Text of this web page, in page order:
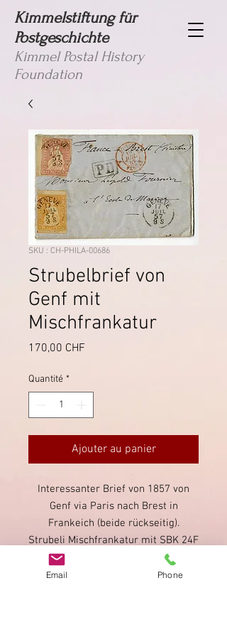
Kimmelstiftung für
Postgeschichte
Kimmel Postal History
Foundation
SKU : CH-PHILA-00686
Strubelbrief von
Genf mit
Mischfrankatur
170,00 CHF
Quantité *
Ajouter au panier
Interessanter Brief von 1857 von
Genf via Paris nach Brest in
Frankeich (beide rückseitig).
Strubeli Mischfrankatur mit SBK 24F
und 25F. Neben einigen
Bedarfsmängeln des Belegs ist die
Email Phone